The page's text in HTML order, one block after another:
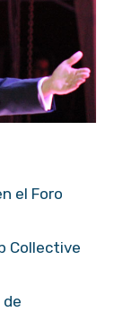
el Foro
Collective
de